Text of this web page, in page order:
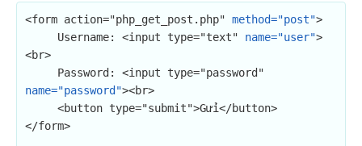
<form action="php_get_post.php" method="post">
     Username: <input type="text"
name="user">
<br>
name="password"><br>
</form>